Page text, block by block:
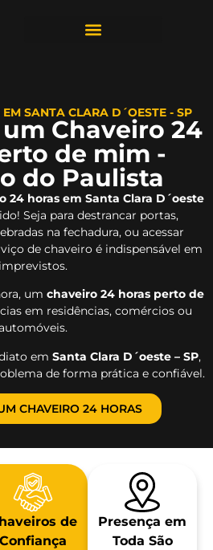
SANTA CLARA D´OESTE - SP
Chaveiro 24
de mim -
do Paulista
24 horas em Santa Clara D´oeste
Seja para destrancar portas,
na fechadura, ou acessar
de chaveiro é indispensável em
imprevistos.
um chaveiro 24 horas perto de
em residências, comércios ou
em Santa Clara D´oeste – SP,
de forma prática e confiável.
CHAVEIRO 24 HORAS
de
Confiança
Presença em
Toda São